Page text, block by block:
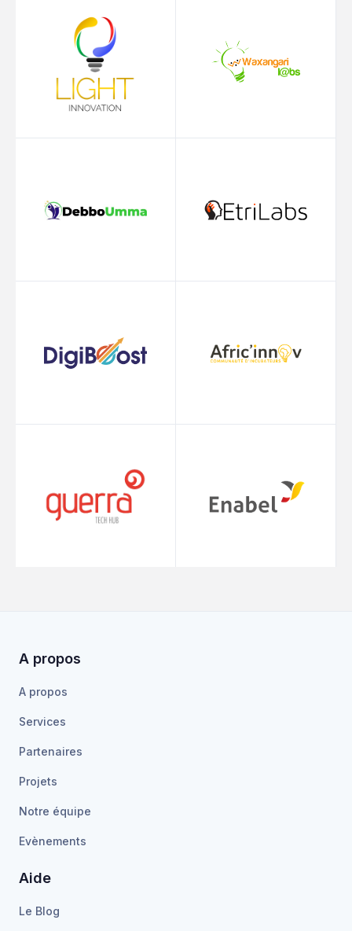
A propos
A propos
Services
Partenaires
Projets
Notre équipe
Evènements
Aide
Le Blog